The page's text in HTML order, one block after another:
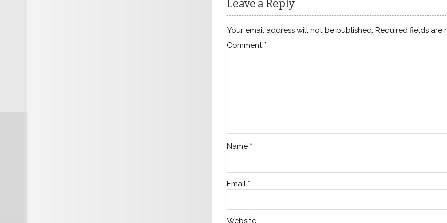
Leave a Reply
Your email address will not be published. Required fields are
Comment *
Name *
Email *
Website